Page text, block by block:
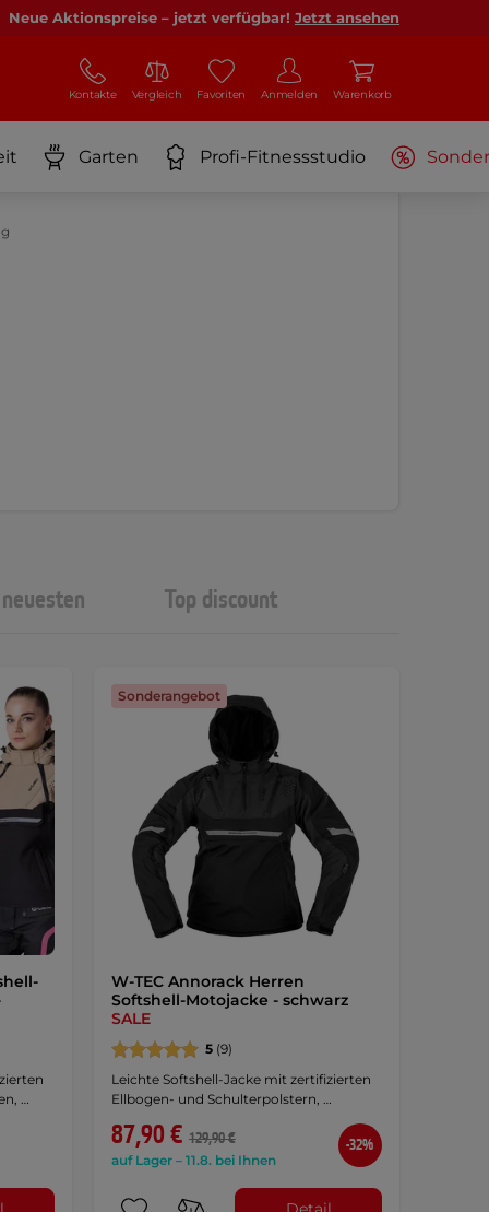
Neue Aktionspreise – jetzt verfügbar! Jetzt ansehen
Kontakte Vergleich Favoriten Anmelden Warenkorb
Garten Profi-Fitnessstudio
Top discount
…
Sonderangebot
W-TEC Annorack Herren
Softshell-Motojacke - schwarz
SALE
5(9)
Leichte Softshell-Jacke mit zertifizierten
Ellbogen- und Schulterpolstern, …
87,90 € 129,90 €
auf Lager – 11.8. bei Ihnen
-32%